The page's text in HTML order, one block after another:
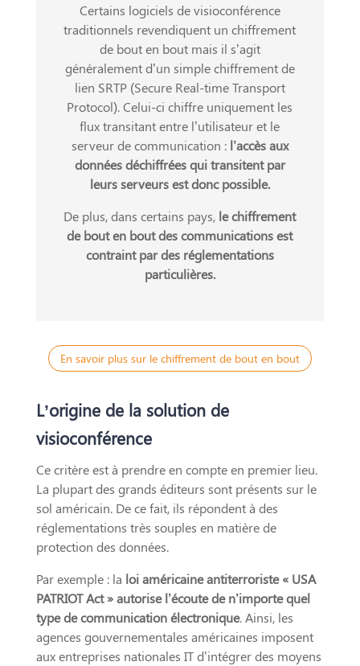
Certains logiciels de visioconférence
traditionnels revendiquent un chiffrement
de bout en bout mais il s’agit
généralement d’un simple chiffrement de
lien SRTP (Secure Real-time Transport
Protocol). Celui-ci chiffre uniquement les
flux transitant entre l’utilisateur et le
serveur de communication : l’accès aux
données déchiffrées qui transitent par
leurs serveurs est donc possible.
De plus, dans certains pays, le chiffrement
de bout en bout des communications est
contraint par des réglementations
particulières.
En savoir plus sur le chiffrement de bout en bout
L’origine de la solution de
visioconférence
Ce critère est à prendre en compte en premier lieu.
La plupart des grands éditeurs sont présents sur le
sol américain. De ce fait, ils répondent à des
réglementations très souples en matière de
protection des données.
Par exemple : la loi américaine antiterroriste « USA
PATRIOT Act » autorise l’écoute de n’importe quel
type de communication électronique. Ainsi, les
agences gouvernementales américaines imposent
aux entreprises nationales IT d’intégrer des moyens